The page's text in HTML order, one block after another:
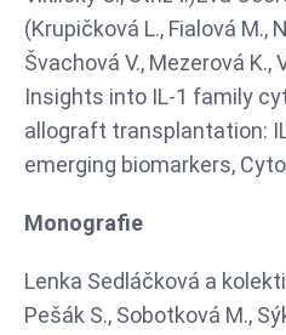
(Krupičková L., Fialová M.,
Švachová V., Mezerová K.,
Insights into IL-1 family
allograft transplantation:
emerging biomarkers,
Monografie
Lenka Sedláčková a
Pešák S., Sobotková M.,